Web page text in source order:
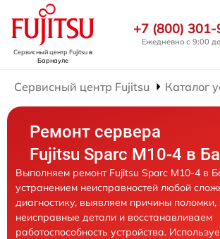
Сервисный центр Fujitsuв
Барнауле
+7 (800)
Ежедневно с 9:00
Сервисный центр Fujitsu Каталог
Ремонт сервера
Fujitsu Sparc M10-4 в
Выполняем ремонт Fujitsu Sparc M10-4 в
устранением неисправностей любой
диагностику, выявляем причины
неисправные детали и восстанавливаем
работоспособность устройства.